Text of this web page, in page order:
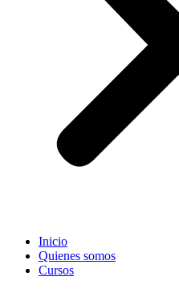
Inicio
Quienes somos
Cursos